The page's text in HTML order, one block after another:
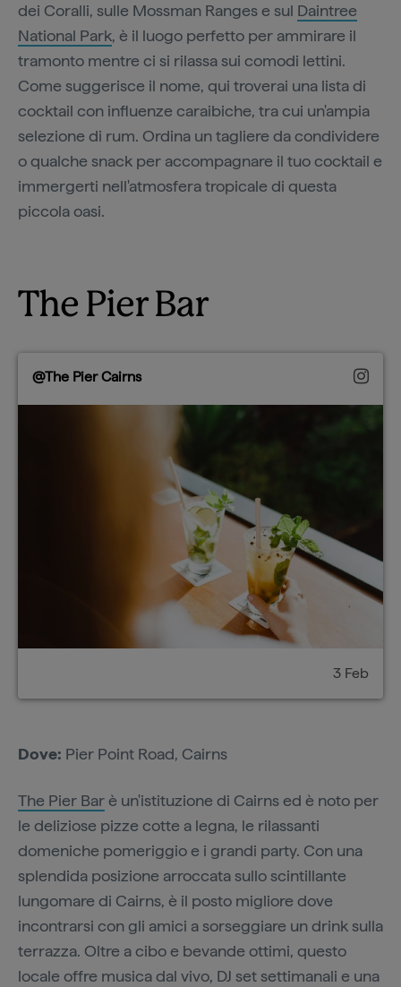
dei Coralli, sulle Mossman Ranges e sul Daintree
National Park, è il luogo perfetto per ammirare il
tramonto mentre ci si rilassa sui comodi lettini.
Come suggerisce il nome, qui troverai una lista di
cocktail con influenze caraibiche, tra cui un'ampia
selezione di rum. Ordina un tagliere da condividere
o qualche snack per accompagnare il tuo cocktail e
immergerti nell'atmosfera tropicale di questa
piccola oasi.
The Pier Bar
@The Pier Cairns
3 Feb
Dove: Pier Point Road, Cairns
The Pier Barè un'istituzione di Cairns ed è noto per
le deliziose pizze cotte a legna, le rilassanti
domeniche pomeriggio e i grandi party. Con una
splendida posizione arroccata sullo scintillante
lungomare di Cairns, è il posto migliore dove
incontrarsi con gli amici a sorseggiare un drink sulla
terrazza. Oltre a cibo e bevande ottimi, questo
locale offre musica dal vivo, DJ set settimanali e una